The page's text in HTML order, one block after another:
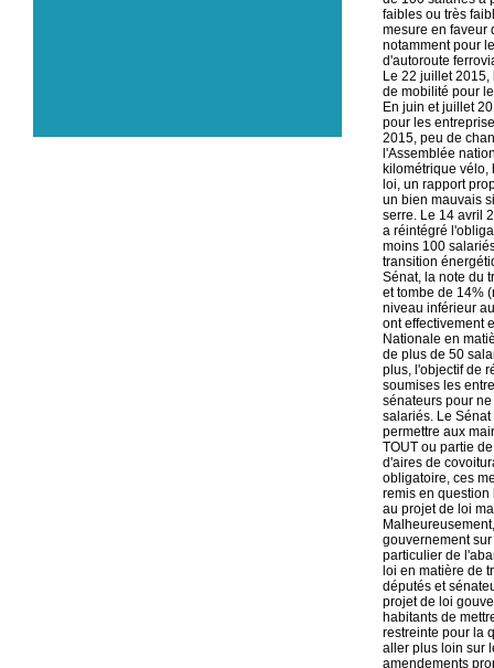
faibles ou très
mesure en faveur
notamment pour
d'autoroute
Le 22 juillet
de mobilité pour
En juin et juillet
pour les
2015, peu de
l'Assemblée
kilométrique vélo,
loi, un rapport
un bien mauvais
serre. Le 14 avril
a réintégré
moins 100
transition
Sénat, la note du
et tombe de 14%
niveau inférieur
ont effectivement
Nationale en
de plus de 50
plus, l'objectif de
soumises les
sénateurs pour
salariés. Le
permettre aux
TOUT ou partie
d'aires de
obligatoire, ces
remis en
au projet de loi
gouvernement
particulier de
loi en matière de
députés et
projet de loi
habitants de
restreinte pour la
aller plus loin sur
amendements